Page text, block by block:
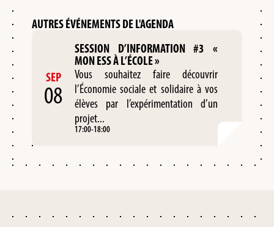
AUTRES ÉVÉNEMENTS DE L'AGENDA
SEP
08
SESSION D’INFORMATION #3 «
MON ESS À L’ÉCOLE »
Vous souhaitez faire découvrir
l’Économie sociale et solidaire à vos
élèves par l’expérimentation d’un
projet...
17:00-18:00